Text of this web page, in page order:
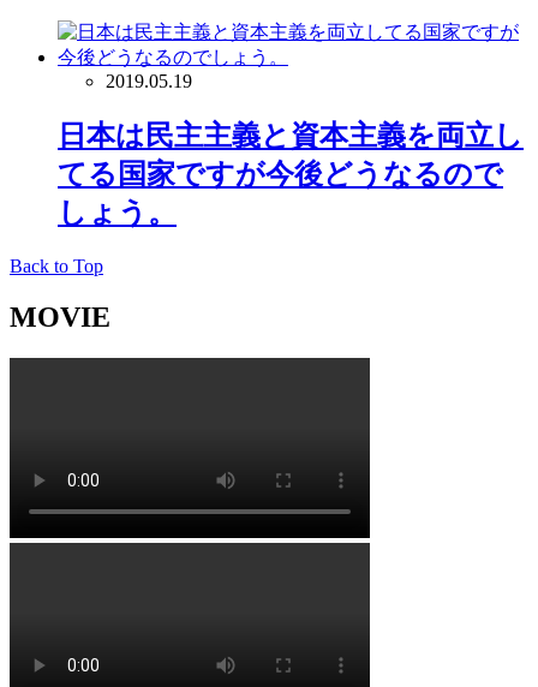
2019.05.19
日本は民主主義と資本主義を両立し
てる国家ですが今後どうなるので
しょう。
Back to Top
MOVIE